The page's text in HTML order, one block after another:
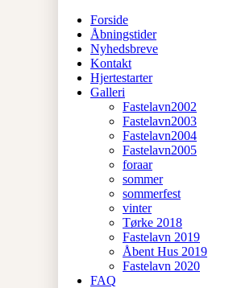
Forside
Åbningstider
Nyhedsbreve
Kontakt
Hjertestarter
Galleri
Fastelavn2002
Fastelavn2003
Fastelavn2004
Fastelavn2005
foraar
sommer
sommerfest
vinter
Tørke 2018
Fastelavn 2019
Åbent Hus 2019
Fastelavn 2020
FAQ